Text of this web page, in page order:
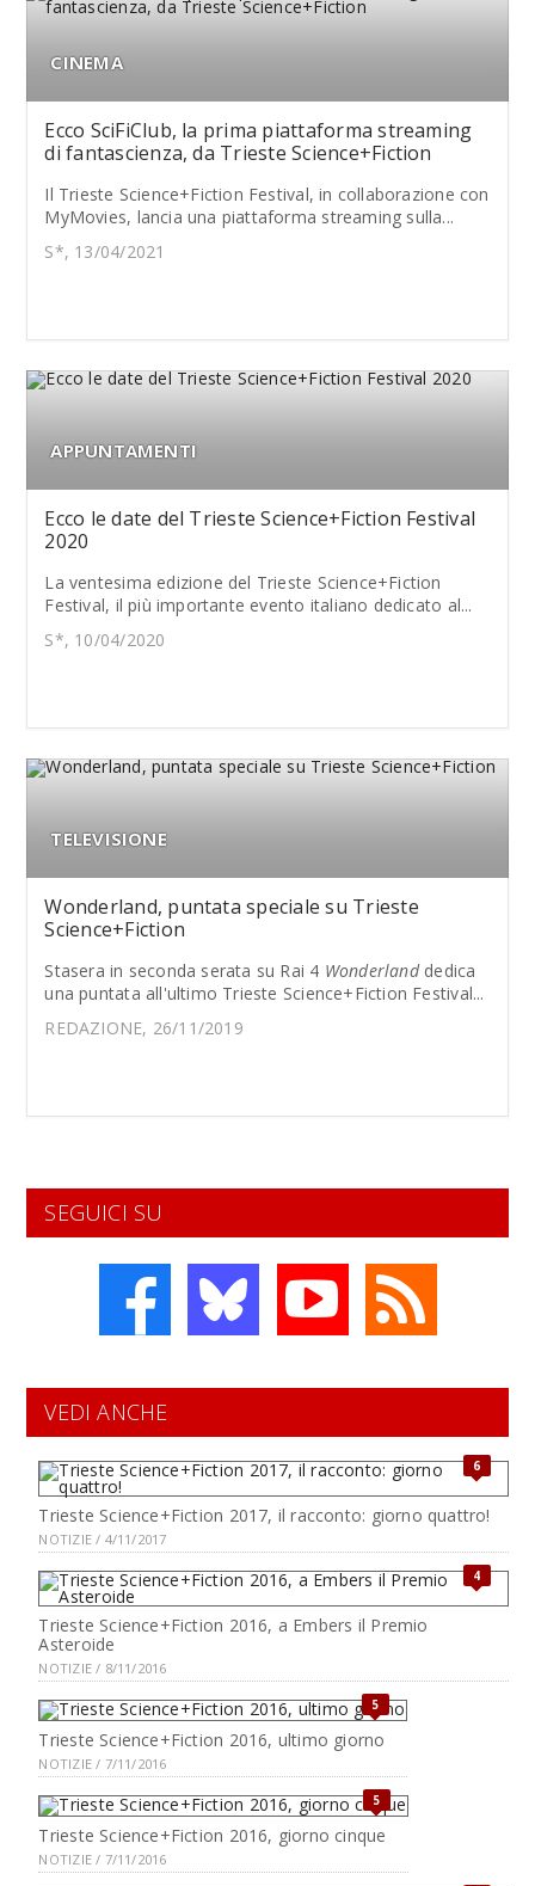
CINEMA
Ecco SciFiClub, la prima piattaforma streaming
di fantascienza, da Trieste Science+Fiction
Il Trieste Science+Fiction Festival, in collaborazione con
MyMovies, lancia una piattaforma streaming sulla...
S*, 13/04/2021
APPUNTAMENTI
Ecco le date del Trieste Science+Fiction Festival
2020
La ventesima edizione del Trieste Science+Fiction
Festival, il più importante evento italiano dedicato al...
S*, 10/04/2020
TELEVISIONE
Wonderland, puntata speciale su Trieste
Science+Fiction
Stasera in seconda serata su Rai 4 Wonderlanddedica
una puntata all'ultimo Trieste Science+Fiction Festival...
REDAZIONE, 26/11/2019
SEGUICI SU
VEDI ANCHE
6
Trieste Science+Fiction 2017, il racconto: giorno quattro!
NOTIZIE / 4/11/2017
4
Trieste Science+Fiction 2016, a Embers il Premio
Asteroide
NOTIZIE / 8/11/2016
5
Trieste Science+Fiction 2016, ultimo giorno
NOTIZIE / 7/11/2016
5
Trieste Science+Fiction 2016, giorno cinque
NOTIZIE / 7/11/2016